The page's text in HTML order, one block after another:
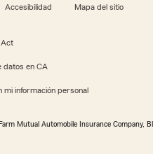
Accesibilidad Mapa del sitio
Act
datos en CA
mi información personal
Mutual Automobile Insurance Company,